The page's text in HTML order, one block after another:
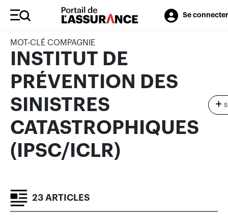
Se connecter
MOT-CLÉ COMPAGNIE
INSTITUT DE
PRÉVENTION DES
SINISTRES
CATASTROPHIQUES
(IPSC/ICLR)
23 ARTICLES